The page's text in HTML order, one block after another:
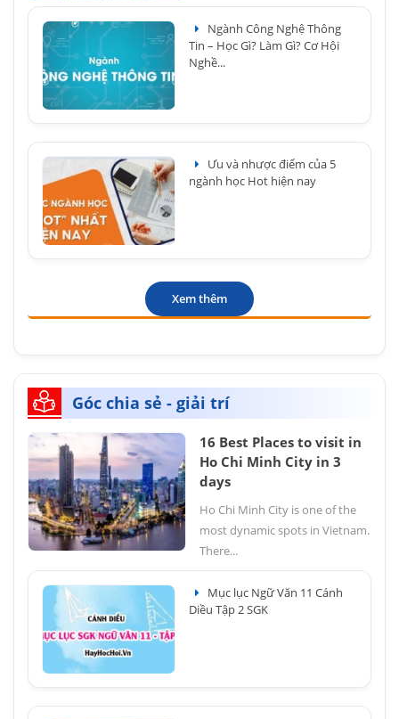
Ngành Công Nghệ Thông
Tin – Học Gì? Làm Gì? Cơ Hội
Nghề...
Ưu và nhược điểm của 5
ngành học Hot hiện nay
Xem thêm
Góc chia sẻ - giải trí
16 Best Places to visit in
Ho Chi Minh City in 3
days
Ho Chi Minh City is one of the
most dynamic spots in Vietnam.
There...
Mục lục Ngữ Văn 11 Cánh
Diều Tập 2 SGK